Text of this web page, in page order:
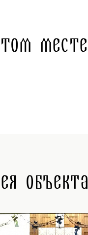
месте
объекта